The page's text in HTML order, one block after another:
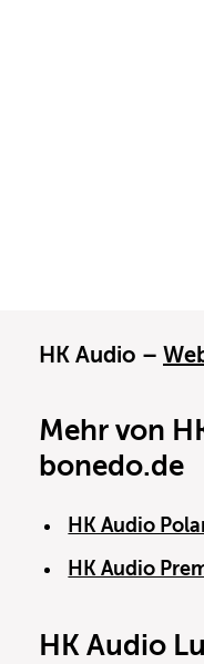
HK Audio –
Mehr von
bonedo.de
HK Audio
HK Audio
HK Audio